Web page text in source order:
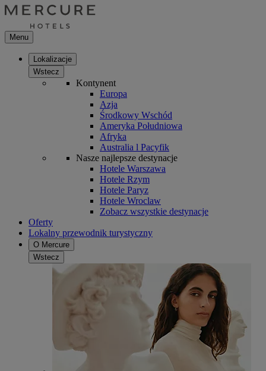
Menu
Lokalizacje
Wstecz
Kontynent
Europa
Azja
Środkowy Wschód
Ameryka Południowa
Afryka
Australia l Pacyfik
Nasze najlepsze destynacje
Hotele Warszawa
Hotele Rzym
Hotele Paryz
Hotele Wroclaw
Zobacz wszystkie destynacje
Oferty
Lokalny przewodnik turystyczny
O Mercure
Wstecz